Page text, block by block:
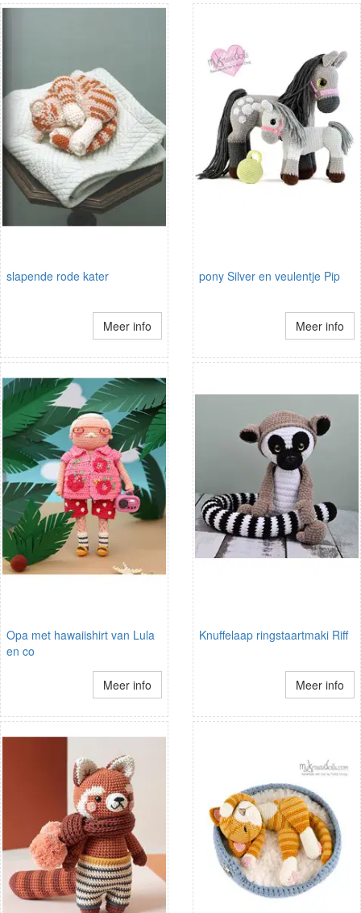
slapende rode kater
Meer info
pony Silver en veulentje Pip
Meer info
Opa met hawaiishirt van Lula
en co
Meer info
Knuffelaap ringstaartmaki Riff
Meer info